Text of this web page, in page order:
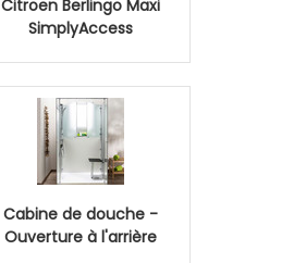
Citroen Berlingo Maxi
SimplyAccess
Cabine de douche -
Ouverture à l'arrière